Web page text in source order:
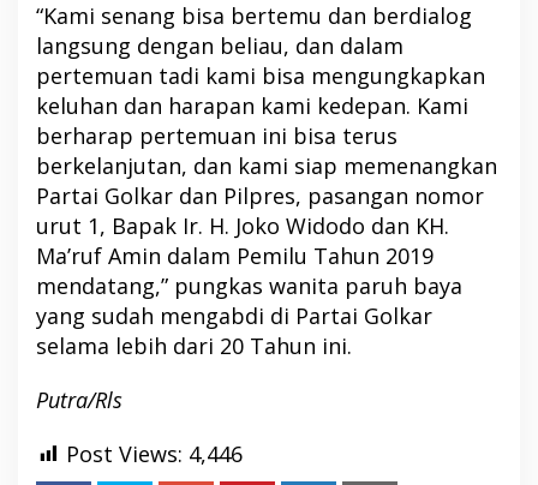
“Kami senang bisa bertemu dan berdialog
langsung dengan beliau, dan dalam
pertemuan tadi kami bisa mengungkapkan
keluhan dan harapan kami kedepan. Kami
berharap pertemuan ini bisa terus
berkelanjutan, dan kami siap memenangkan
Partai Golkar dan Pilpres, pasangan nomor
urut 1, Bapak Ir. H. Joko Widodo dan KH.
Ma’ruf Amin dalam Pemilu Tahun 2019
mendatang,” pungkas wanita paruh baya
yang sudah mengabdi di Partai Golkar
selama lebih dari 20 Tahun ini.
Putra/Rls
Post Views: 4,446